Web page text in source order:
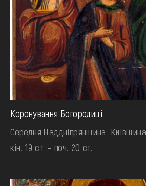
Коронування Богородиці
Середня Наддніпрянщина. Київщина
кін. 19 ст. - поч. 20 ст.